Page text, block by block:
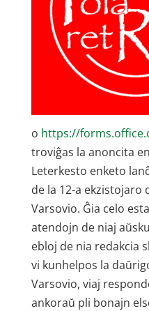
o https://
troviĝas la anoncita
Leterkesto enketo
de la 12-a ekzistojaro
Varsovio. Ĝia celo
atendojn de niaj
ebloj de nia redakcia
vi kunhelpos la
Varsovio, viaj
ankoraŭ pli bonajn